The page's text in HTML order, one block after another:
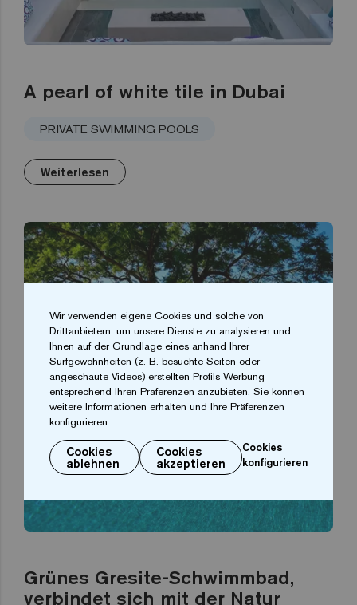
A pearl of white tile in Dubai
PRIVATE SWIMMING POOLS
Weiterlesen
Grünes Gresite-Schwimmbad,
verbindet sich mit der Natur
Wir verwenden eigene Cookies und solche von
Drittanbietern, um unsere Dienste zu analysieren und
Ihnen auf der Grundlage eines anhand Ihrer
Surfgewohnheiten (z. B. besuchte Seiten oder
angeschaute Videos) erstellten Profils Werbung
entsprechend Ihren Präferenzen anzubieten. Sie können
weitere Informationen erhalten und Ihre Präferenzen
konfigurieren.
Cookies
ablehnen
Cookies
akzeptieren
Cookies
konfigurieren